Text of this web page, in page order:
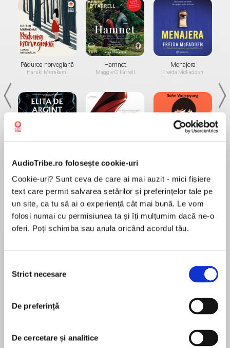
AudioTribe.ro folosește cookie-uri
Cookie-uri? Sunt ceva de care ai mai auzit - mici fișiere
text care permit salvarea setărilor și preferințelor tale pe
un site, ca tu să ai o experiență cât mai bună. Le vom
folosi numai cu permisiunea ta și îți mulțumim dacă ne-o
oferi. Poți schimba sau anula oricând acordul tău.
consimțământului
Strict necesare
De preferință
De cercetare și analitice
Pădurea norvegiană
Haruki Murakami
Elita de Argint (Elita
de...
Dani Francis
Hamnet
Maggie O'Farrell
Diavolul se îmbracă de
la...
Lauren Weisberger
Menajera
Freida McFadden
Desprecarte
inspired by his real-life animal experiences…
Steve Cole.
You can always count on Mr Dog to help an
animal in trouble…
MAI MULT